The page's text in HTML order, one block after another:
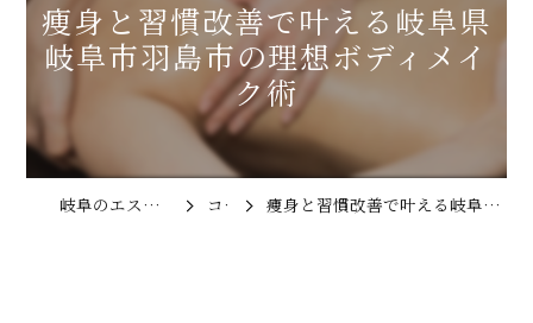
痩身と習慣改善で叶える岐阜県
岐阜市羽島市の理想ボディメイ
ク術
岐阜のエステならVIOTERACE コラム 痩身と習慣改善で叶える岐阜県岐阜市羽島市の理想ボディメイク術